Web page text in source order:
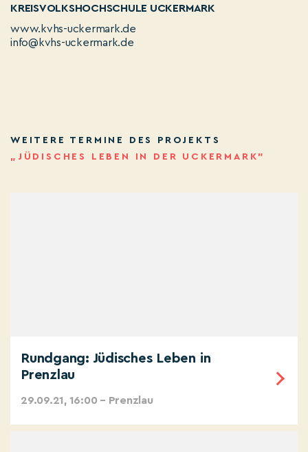
KREISVOLKSHOCHSCHULE UCKERMARK
www.kvhs-uckermark.de
info@kvhs-uckermark.de
WEITERE TERMINE DES PROJEKTS
„JÜDISCHES LEBEN IN DER UCKERMARK”
Rundgang: Jüdisches Leben in
Prenzlau
29.09.21, 16:00 – Prenzlau